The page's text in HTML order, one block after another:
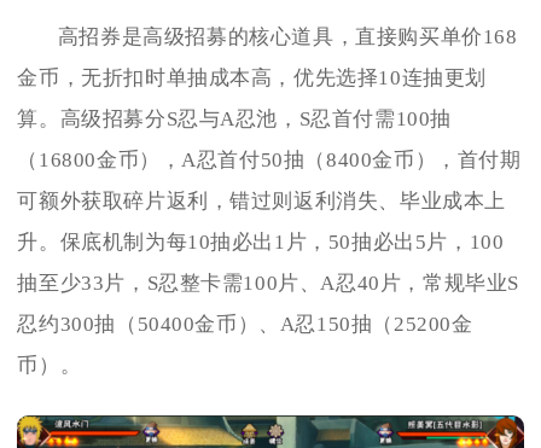
高招券是高级招募的核心道具，直接购买单价168
金币，无折扣时单抽成本高，优先选择10连抽更划
算。高级招募分S忍与A忍池，S忍首付需100抽
（16800金币），A忍首付50抽（8400金币），首付期
可额外获取碎片返利，错过则返利消失、毕业成本上
升。保底机制为每10抽必出1片，50抽必出5片，100
抽至少33片，S忍整卡需100片、A忍40片，常规毕业S
忍约300抽（50400金币）、A忍150抽（25200金
币）。